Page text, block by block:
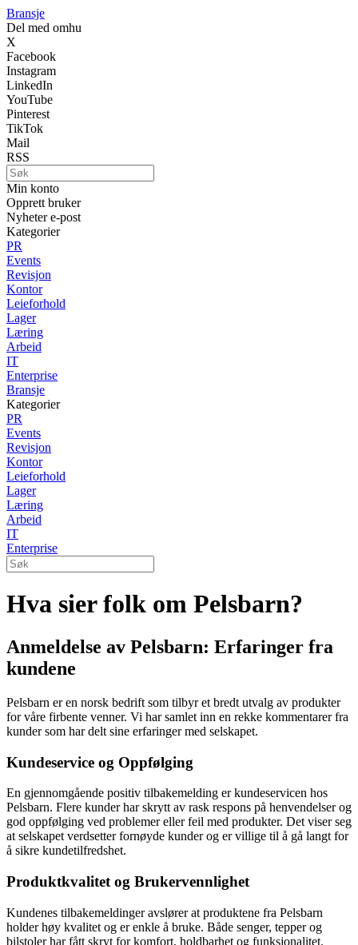
Bransje
Del med omhu
X
Facebook
Instagram
LinkedIn
YouTube
Pinterest
TikTok
Mail
RSS
Min konto
Opprett bruker
Nyheter e-post
Kategorier
PR
Events
Revisjon
Kontor
Leieforhold
Lager
Læring
Arbeid
IT
Enterprise
Bransje
Kategorier
PR
Events
Revisjon
Kontor
Leieforhold
Lager
Læring
Arbeid
IT
Enterprise
Hva sier folk om Pelsbarn?
Anmeldelse av Pelsbarn: Erfaringer fra
kundene
Pelsbarn er en norsk bedrift som tilbyr et bredt utvalg av produkter
for våre firbente venner. Vi har samlet inn en rekke kommentarer fra
kunder som har delt sine erfaringer med selskapet.
Kundeservice og Oppfølging
En gjennomgående positiv tilbakemelding er kundeservicen hos
Pelsbarn. Flere kunder har skrytt av rask respons på henvendelser og
god oppfølging ved problemer eller feil med produkter. Det viser seg
at selskapet verdsetter fornøyde kunder og er villige til å gå langt for
å sikre kundetilfredshet.
Produktkvalitet og Brukervennlighet
Kundenes tilbakemeldinger avslører at produktene fra Pelsbarn
holder høy kvalitet og er enkle å bruke. Både senger, tepper og
bilstoler har fått skryt for komfort, holdbarhet og funksjonalitet.